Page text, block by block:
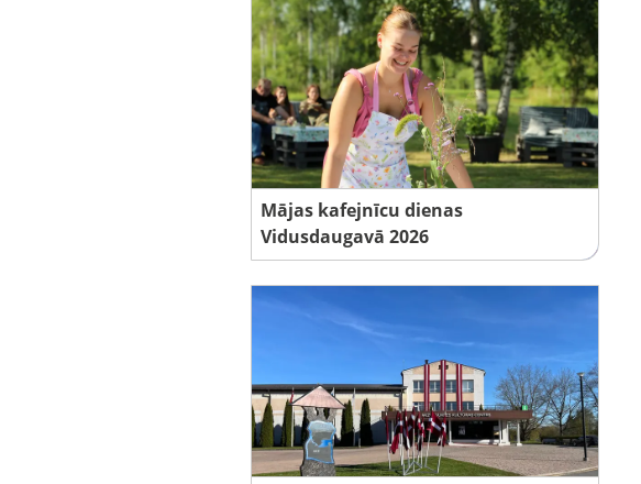
Mājas kafejnīcu dienas
Vidusdaugavā 2026